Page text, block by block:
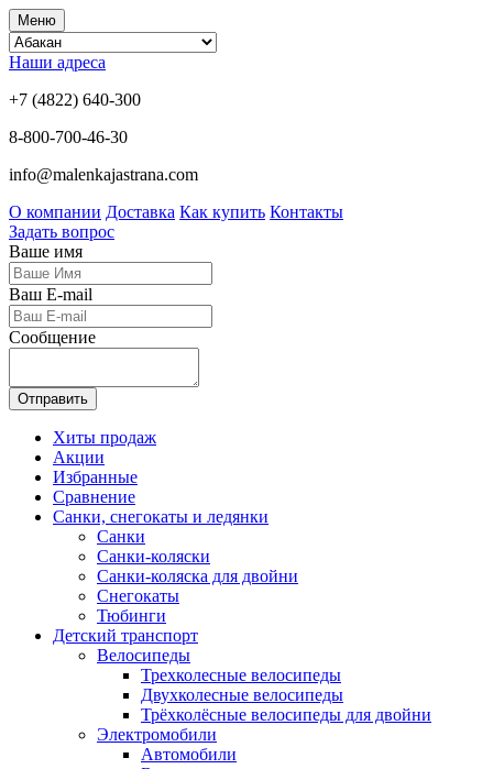
Меню
Наши адреса
+7 (4822) 640-300
8-800-700-46-30
info@malenkajastrana.com
О компании Доставка Как купить Контакты
Задать вопрос
Ваше имя
Ваш E-mail
Сообщение
Отправить
Хиты продаж
Акции
Избранные
Сравнение
Санки, снегокаты и ледянки
Санки
Санки-коляски
Санки-коляска для двойни
Снегокаты
Тюбинги
Детский транспорт
Велосипеды
Трехколесные велосипеды
Двухколесные велосипеды
Трёхколёсные велосипеды для двойни
Электромобили
Автомобили